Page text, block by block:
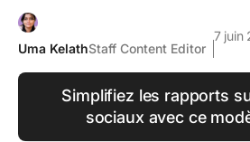
Uma KelathStaff Content Editor
7 juin
Simplifiez les rapports
sociaux avec ce